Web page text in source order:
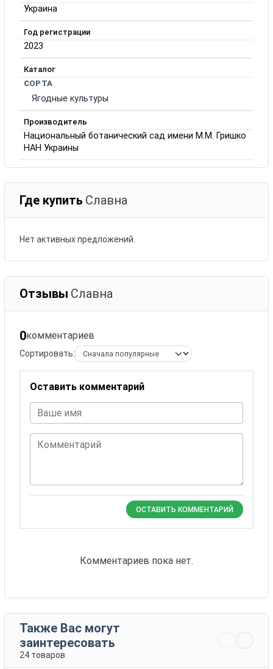
Украина
Год регистрации
2023
Каталог
СОРТА
Ягодные культуры
Производитель
Национальный ботанический сад имени М.М. Гришко
НАН Украины
Где купить Славна
Нет активных предложений.
Отзывы Славна
0комментариев
Сортировать:
Оставить комментарий
Ваше имя
Комментарий
ОСТАВИТЬ КОММЕНТАРИЙ
Комментариев пока нет.
Также Вас могут
заинтересовать
24 товаров